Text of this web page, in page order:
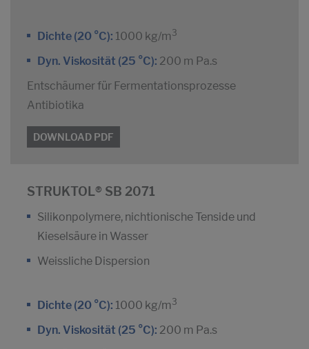
Dichte (20 °C): 1000 kg/m 3
Dyn. Viskosität (25 °C): 200 m Pa.s
Entschäumer für Fermentationsprozesse
Antibiotika
DOWNLOAD PDF
STRUKTOL® SB 2071
Silikonpolymere, nichtionische Tenside und
Kieselsäure in Wasser
Weissliche Dispersion
Dichte (20 °C): 1000 kg/m 3
Dyn. Viskosität (25 °C): 200 m Pa.s